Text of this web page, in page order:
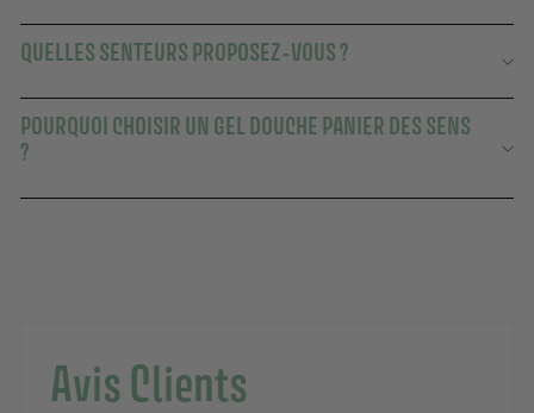
QUELLES SENTEURS PROPOSEZ-VOUS ?
POURQUOI CHOISIR UN GEL DOUCHE PANIER DES SENS
?
Avis Clients